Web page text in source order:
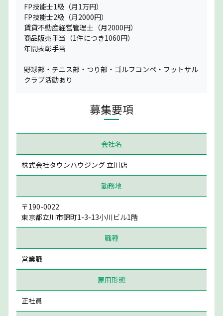
FP技能士1級（月1万円）
FP技能士2級（月2000円）
賃貸不動産経営管理士（月2000円）
商品販売手当（1件につき1060円）
年間表彰手当
野球部・テニス部・つり部・ゴルフコンペ・フットサル
クラブ活動あり
募集要項
会社名
株式会社タウンハウジング 立川店
勤務地
〒190-0022
東京都立川市錦町1-3-13小川ビル1階
職種
営業職
雇用形態
正社員